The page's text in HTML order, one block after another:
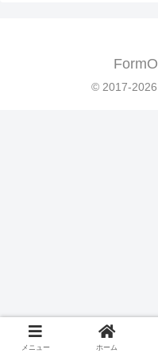
© 2017-2026
メニュー ホーム